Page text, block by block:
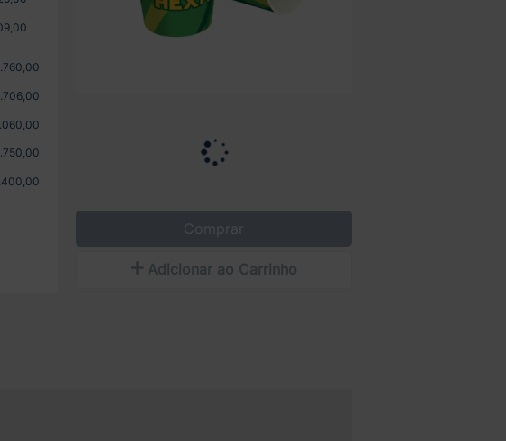
Comprar
Adicionar ao Carrinho